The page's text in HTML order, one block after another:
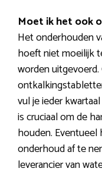
Moet ik het ook
Het onderhouden
hoeft niet moeilijk
worden
vul je ieder
is cruciaal om de
houden. Eventueel
onderhoud af te
leverancier van